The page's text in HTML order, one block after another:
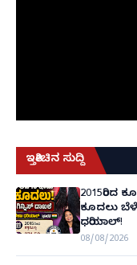
ಇತ್ತೀಚಿನ ಸುದ್ದಿ
2015ರಿಂದ
ಕೂದಲು
ಧರಿಯಾಲ್!
08/08/2026